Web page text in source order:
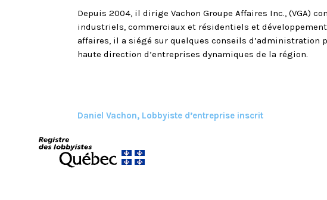
Depuis 2004, il dirige Vachon Groupe Affaires Inc.,
industriels, commerciaux et résidentiels et
affaires, il a siégé sur quelques conseils d’administration
haute direction d’entreprises dynamiques de la région.
Daniel Vachon, Lobbyiste d’entreprise inscrit